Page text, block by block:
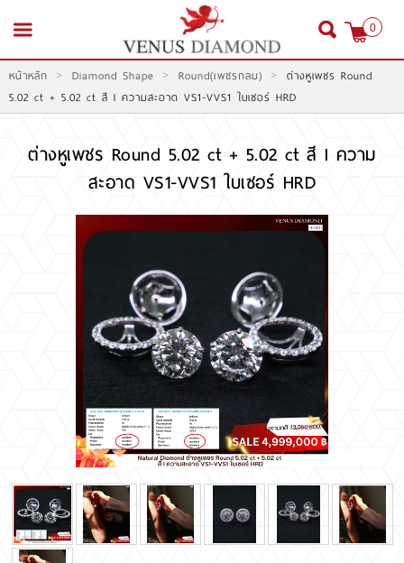
เข้าสู่ระบบ สมัครสมาชิก
สินค้าประมูล
สั่งเพชร GIA นำเข้า
RARE DIAMOND
ติดต่อเรา
เกี่ยวกับเรา
0
หน้าหลัก > Diamond Shape > Round(เพชรกลม) > ต่างหูเพชร Round
5.02 ct + 5.02 ct สี I ความสะอาด VS1-VVS1 ใบเซอร์ HRD
ต่างหูเพชร Round 5.02 ct + 5.02 ct สี I ความ
สะอาด VS1-VVS1 ใบเซอร์ HRD